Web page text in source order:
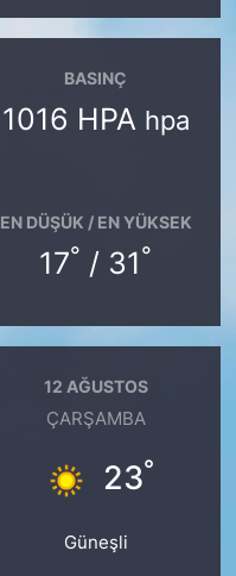
BASINÇ
1016 HPA hpa
EN DÜŞÜK / EN YÜKSEK
17° / 31°
12 AĞUSTOS
ÇARŞAMBA
23°
Güneşli